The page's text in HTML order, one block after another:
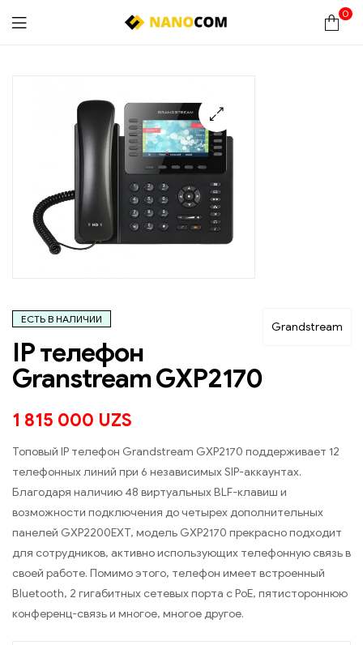
0
🔍
Grandstream
ЕСТЬ В НАЛИЧИИ
IP телефон
Granstream GXP2170
1 815 000 UZS
Топовый IP телефон Grandstream GXP2170 поддерживает 12
телефонных линий при 6 независимых SIP-аккаунтах.
Благодаря наличию 48 виртуальных BLF-клавиш и
возможности подключения до четырех дополнительных
панелей GXP2200EXT, модель GXP2170 прекрасно подходит
для сотрудников, активно использующих телефонную связь в
своей работе. Помимо этого, телефон имеет встроенный
Bluetooth, 2 гигабитных сетевых порта с PoE, пятистороннюю
конференц-связь и многое, многое другое.